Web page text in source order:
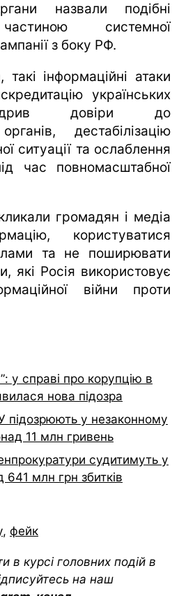
назвали подібні
системної
з боку РФ.
інформаційні атаки
українських
довіри до
дестабілізацію
ситуації та ослаблення
час повномасштабної
громадян і медіа
користуватися
та не поширювати
які Росія використовує
війни проти
у справі про корупцію в
нова підозра
у незаконному
11 млн гривень
судитимуть у
641 млн грн збитків
, фейк
в курсі головних подій в
на наш